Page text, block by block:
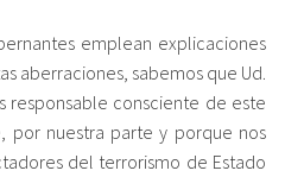
emplean explicaciones
aberraciones, sabemos que Ud.
responsable consciente de este
por nuestra parte y porque nos
del terrorismo de Estado